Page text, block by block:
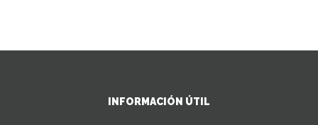
INFORMACIÓN ÚTIL